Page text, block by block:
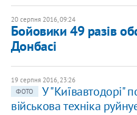
20 серпня 2016, 09:24
Бойовики 49 разів
Донбасі
19 серпня 2016, 23:26
ФОТО
У "Київавтодорі"
військова техніка